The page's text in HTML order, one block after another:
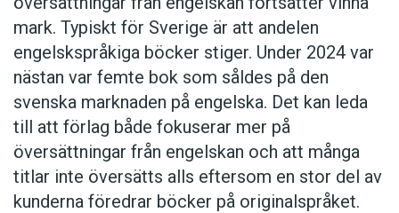
mark. Typiskt för Sverige är att andelen
engelskspråkiga böcker stiger. Under 2024 var
nästan var femte bok som såldes på den
svenska marknaden på engelska. Det kan leda
till att förlag både fokuserar mer på
översättningar från engelskan och att många
titlar inte översätts alls eftersom en stor del av
kunderna föredrar böcker på originalspråket.